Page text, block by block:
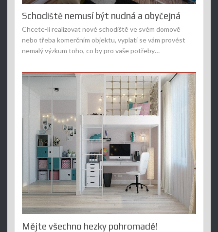
Schodiště nemusí být nudná a obyčejná
Chcete-li realizovat nové schodiště ve svém domově
nebo třeba komerčním objektu, vyplatí se vám provést
nemalý výzkum toho, co by pro vaše potřeby…
Mějte všechno hezky pohromadě!